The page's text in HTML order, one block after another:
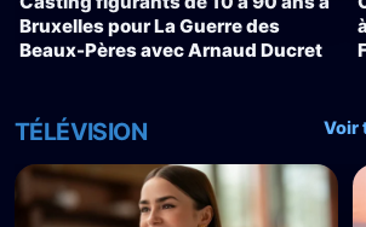
Bruxelles pour La Guerre des
Beaux-Pères avec Arnaud Ducret
TÉLÉVISION Voir